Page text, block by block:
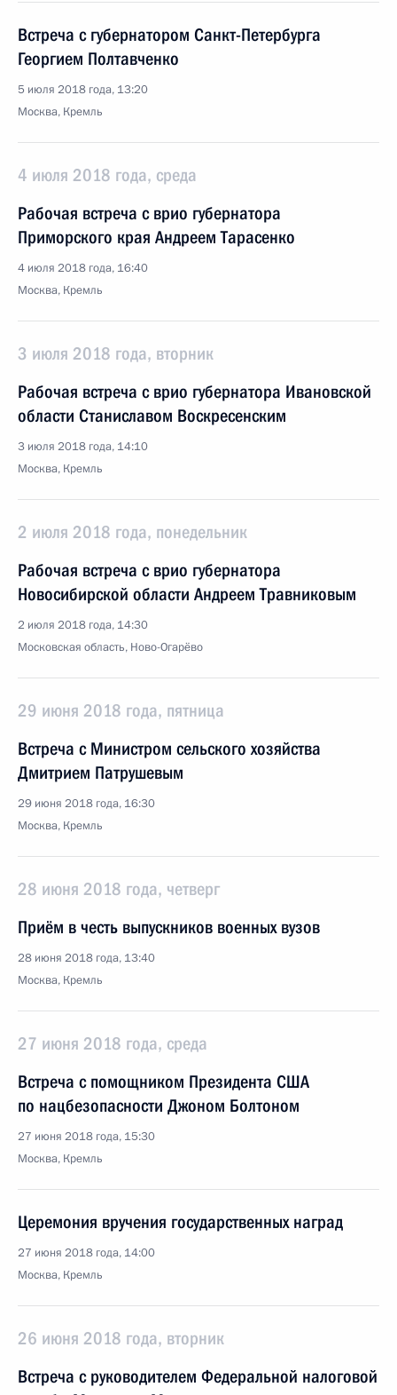
Встреча с губернатором Санкт-Петербурга
Георгием Полтавченко
5 июля 2018 года, 13:20
Москва, Кремль
4 июля 2018 года, среда
Рабочая встреча с врио губернатора
Приморского края Андреем Тарасенко
4 июля 2018 года, 16:40
Москва, Кремль
3 июля 2018 года, вторник
Рабочая встреча с врио губернатора Ивановской
области Станиславом Воскресенским
3 июля 2018 года, 14:10
Москва, Кремль
2 июля 2018 года, понедельник
Рабочая встреча с врио губернатора
Новосибирской области Андреем Травниковым
2 июля 2018 года, 14:30
Московская область, Ново-Огарёво
29 июня 2018 года, пятница
Встреча с Министром сельского хозяйства
Дмитрием Патрушевым
29 июня 2018 года, 16:30
Москва, Кремль
28 июня 2018 года, четверг
Приём в честь выпускников военных вузов
28 июня 2018 года, 13:40
Москва, Кремль
27 июня 2018 года, среда
Встреча с помощником Президента США
по нацбезопасности Джоном Болтоном
27 июня 2018 года, 15:30
Москва, Кремль
Церемония вручения государственных наград
27 июня 2018 года, 14:00
Москва, Кремль
26 июня 2018 года, вторник
Встреча с руководителем Федеральной налоговой